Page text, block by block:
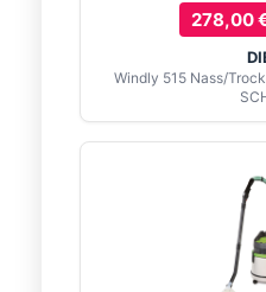
278,00
Windly 515 Nass/